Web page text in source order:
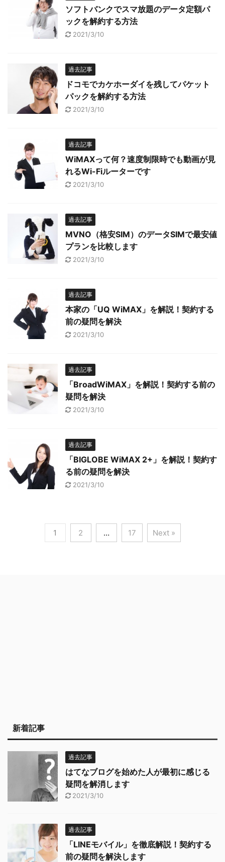
ソフトバンクでスマ放題のデータ定額パ
ックを解約する方法
2021/3/10
過去記事
ドコモでカケホーダイを残してパケット
パックを解約する方法
2021/3/10
過去記事
WiMAXって何？速度制限時でも動画が見
れるWi-Fiルーターです
2021/3/10
過去記事
MVNO（格安SIM）のデータSIMで最安値
プランを比較します
2021/3/10
過去記事
本家の「UQ WiMAX」を解説！契約する
前の疑問を解決
2021/3/10
過去記事
「BroadWiMAX」を解説！契約する前の
疑問を解決
2021/3/10
過去記事
「BIGLOBE WiMAX 2+」を解説！契約す
る前の疑問を解決
2021/3/10
1 2 … 17 Next »
新着記事
過去記事
はてなブログを始めた人が最初に感じる
疑問を解消します
2021/3/10
過去記事
「LINEモバイル」を徹底解説！契約する
前の疑問を解決します